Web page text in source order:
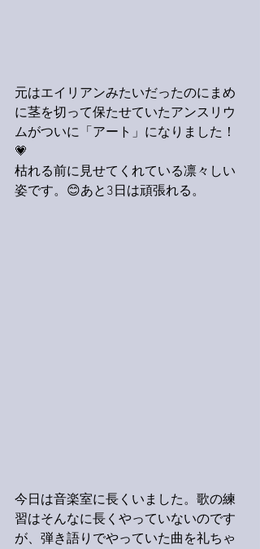
元はエイリアンみたいだったのにまめ
に茎を切って保たせていたアンスリウ
ムがついに「アート」になりました！
💗
枯れる前に見せてくれている凛々しい
姿です。😊あと3日は頑張れる。
今日は音楽室に長くいました。歌の練
習はそんなに長くやっていないのです
が、弾き語りでやっていた曲を礼ちゃ